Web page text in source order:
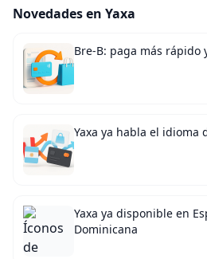
Novedades en Yaxa
Bre-B: paga más rápido
Yaxa ya habla el idioma
Yaxa ya disponible en
Dominicana